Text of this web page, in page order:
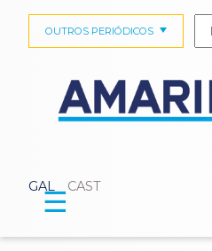
GAL CAST
OUTROS PERIÓDICOS
☰